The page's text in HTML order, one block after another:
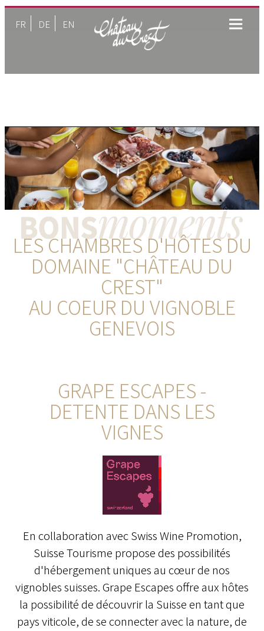
FR DE EN
LES CHAMBRES D'HÔTES DU
DOMAINE "CHÂTEAU DU
CREST"
AU COEUR DU VIGNOBLE
GENEVOIS
GRAPE ESCAPES -
DETENTE DANS LES
VIGNES
En collaboration avec Swiss Wine Promotion,
Suisse Tourisme propose des possibilités
d'hébergement uniques au cœur de nos
vignobles suisses. Grape Escapes offre aux hôtes
la possibilité de découvrir la Suisse en tant que
pays viticole, de se connecter avec la nature, de